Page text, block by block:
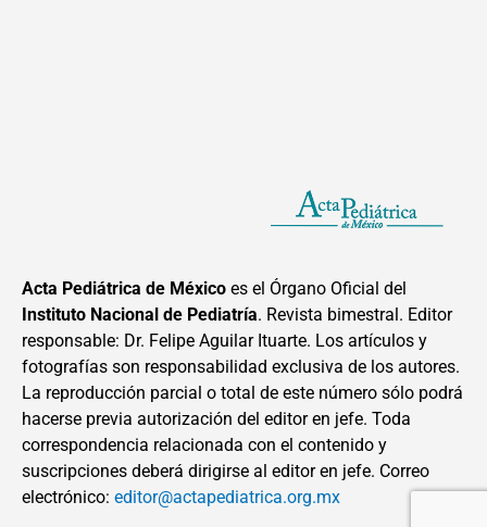
Acta Pediátrica de México es el Órgano Oficial del
Instituto Nacional de Pediatría. Revista bimestral. Editor
responsable: Dr. Felipe Aguilar Ituarte. Los artículos y
fotografías son responsabilidad exclusiva de los autores.
La reproducción parcial o total de este número sólo podrá
hacerse previa autorización del editor en jefe. Toda
correspondencia relacionada con el contenido y
suscripciones deberá dirigirse al editor en jefe. Correo
electrónico: editor@actapediatrica.org.mx